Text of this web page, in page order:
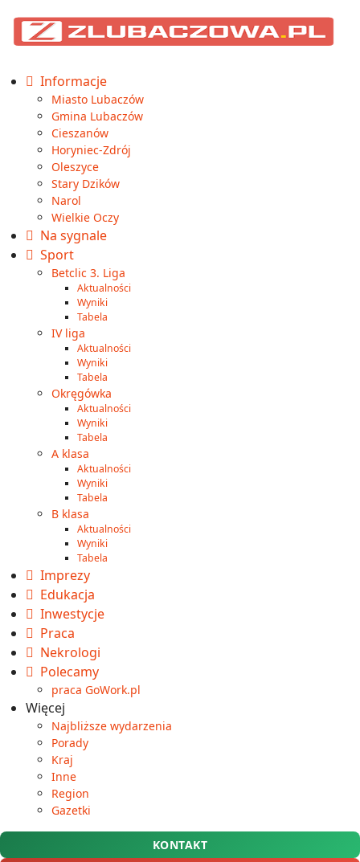
Informacje
Miasto Lubaczów
Gmina Lubaczów
Cieszanów
Horyniec-Zdrój
Oleszyce
Stary Dzików
Narol
Wielkie Oczy
Na sygnale
Sport
Betclic 3. Liga
Aktualności
Wyniki
Tabela
IV liga
Aktualności
Wyniki
Tabela
Okręgówka
Aktualności
Wyniki
Tabela
A klasa
Aktualności
Wyniki
Tabela
B klasa
Aktualności
Wyniki
Tabela
Imprezy
Edukacja
Inwestycje
Praca
Nekrologi
Polecamy
praca GoWork.pl
Więcej
Najbliższe wydarzenia
Porady
Kraj
Inne
Region
Gazetki
KONTAKT